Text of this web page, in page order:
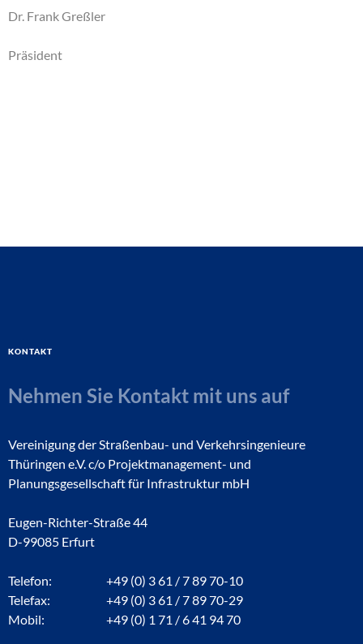
Dr. Frank Greßler
Präsident
Kontakt
Nehmen Sie Kontakt mit uns auf
Vereinigung der Straßenbau- und Verkehrsingenieure
Thüringen e.V. c/o Projektmanagement- und
Planungsgesellschaft für Infrastruktur mbH
Eugen-Richter-Straße 44
D-99085 Erfurt
Telefon:
+49 (0) 3 61 / 7 89 70-10
Telefax:
+49 (0) 3 61 / 7 89 70-29
Mobil:
+49 (0) 1 71 / 6 41 94 70